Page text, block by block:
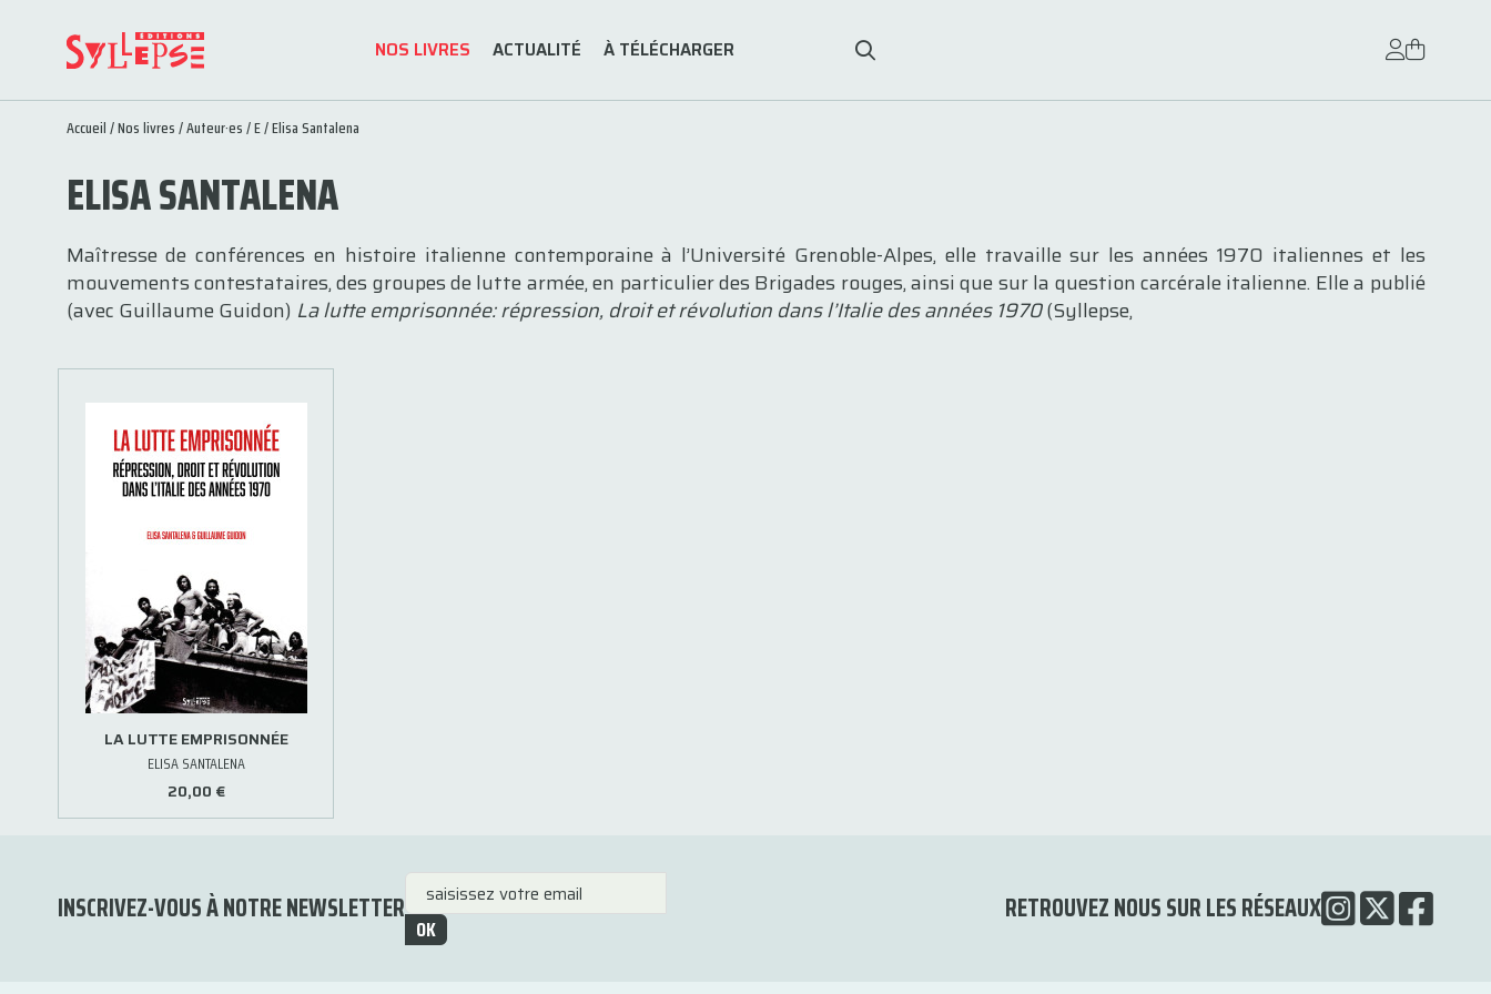
NOS LIVRES ACTUALITÉ À TÉLÉCHARGER
Accueil/Nos livres/Auteur·es/E/ Elisa Santalena
ELISA SANTALENA
Maîtresse de conférences en histoire italienne contemporaine à l’Université Grenoble-Alpes, elle travaille sur les années 1970 italiennes et les
mouvements contestataires, des groupes de lutte armée, en particulier des Brigades rouges, ainsi que sur la question carcérale italienne. Elle a publié
(avec Guillaume Guidon) La lutte emprisonnée: répression, droit et révolution dans l’Italie des années 1970(Syllepse,
LA LUTTE EMPRISONNÉE
ELISA SANTALENA
20,00 €
INSCRIVEZ-VOUS À NOTRE NEWSLETTER
OK
RETROUVEZ NOUS SUR LES RÉSEAUX